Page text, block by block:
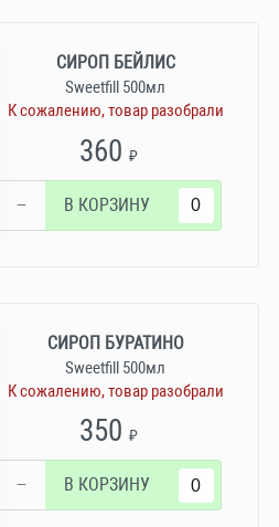
СИРОП БЕЙЛИС
Sweetfill 500мл
К сожалению, товар разобрали
360₽
− В КОРЗИНУ
СИРОП БУРАТИНО
Sweetfill 500мл
К сожалению, товар разобрали
350₽
− В КОРЗИНУ